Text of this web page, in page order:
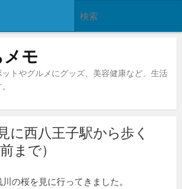
モ
トやグルメにグッズ、美容健康など、生活
に西八王子駅から歩く
まで）
の桜を見に行ってきました。